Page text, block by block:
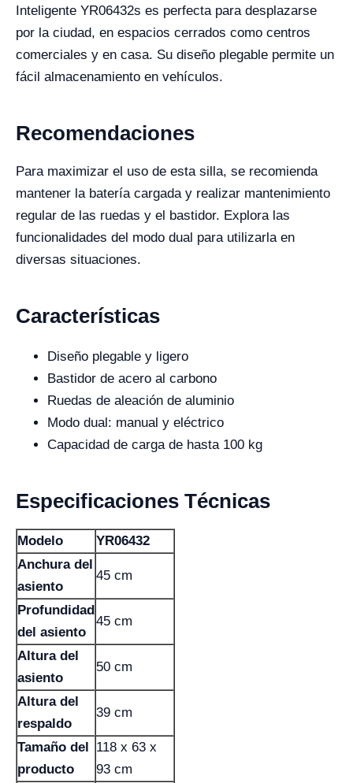
Inteligente YR06432s es perfecta para desplazarse
por la ciudad, en espacios cerrados como centros
comerciales y en casa. Su diseño plegable permite un
fácil almacenamiento en vehículos.
Recomendaciones
Para maximizar el uso de esta silla, se recomienda
mantener la batería cargada y realizar mantenimiento
regular de las ruedas y el bastidor. Explora las
funcionalidades del modo dual para utilizarla en
diversas situaciones.
Características
Diseño plegable y ligero
Bastidor de acero al carbono
Ruedas de aleación de aluminio
Modo dual: manual y eléctrico
Capacidad de carga de hasta 100 kg
Especificaciones Técnicas
Modelo
YR06432
Anchura del
asiento
45 cm
Profundidad
del asiento
45 cm
Altura del
asiento
50 cm
Altura del
respaldo
39 cm
Tamaño del
producto
118 x 63 x
93 cm